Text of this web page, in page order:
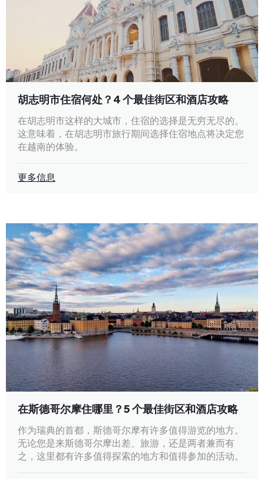
胡志明市住宿何处？4 个最佳街区和酒店攻略
在胡志明市这样的大城市，住宿的选择是无穷无尽的。
这意味着，在胡志明市旅行期间选择住宿地点将决定您
在越南的体验。
更多信息
在斯德哥尔摩住哪里？5 个最佳街区和酒店攻略
作为瑞典的首都，斯德哥尔摩有许多值得游览的地方。
无论您是来斯德哥尔摩出差、旅游，还是两者兼而有
之，这里都有许多值得探索的地方和值得参加的活动。